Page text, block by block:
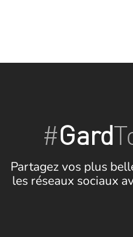
#Gard
Partagez vos plus
les réseaux sociaux